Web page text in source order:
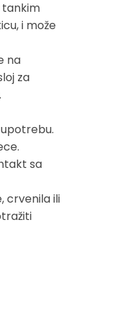
tankim
i može
na
za
sa
crvenila ili